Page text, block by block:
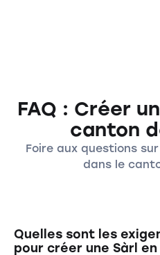
FAQ : Créer
canton
Foire aux questions
dans le
Quelles sont les
pour créer une Sàrl en